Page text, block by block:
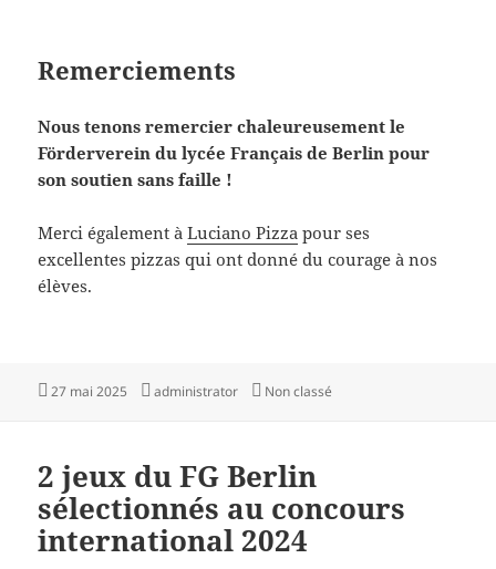
Remerciements
Nous tenons remercier chaleureusement le
Förderverein du lycée Français de Berlin pour
son soutien sans faille !
Merci également àLuciano Pizza pour ses
excellentes pizzas qui ont donné du courage à nos
élèves.
Publié
27 mai 2025 Auteur
administrator Catégories
Non classé
2 jeux du FG Berlin
sélectionnés au concours
international 2024